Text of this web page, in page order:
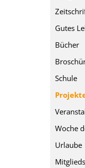
Gutes
Bücher
Schule
Woche
Urlaube